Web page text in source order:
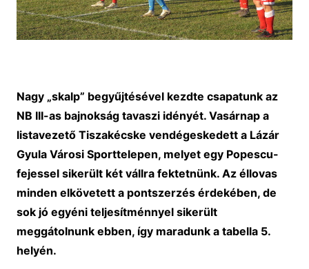
Nagy „skalp” begyűjtésével kezdte csapatunk az
NB III-as bajnokság tavaszi idényét. Vasárnap a
listavezető Tiszakécske vendégeskedett a Lázár
Gyula Városi Sporttelepen, melyet egy Popescu-
fejessel sikerült két vállra fektetnünk. Az éllovas
minden elkövetett a pontszerzés érdekében, de
sok jó egyéni teljesítménnyel sikerült
meggátolnunk ebben, így maradunk a tabella 5.
helyén.